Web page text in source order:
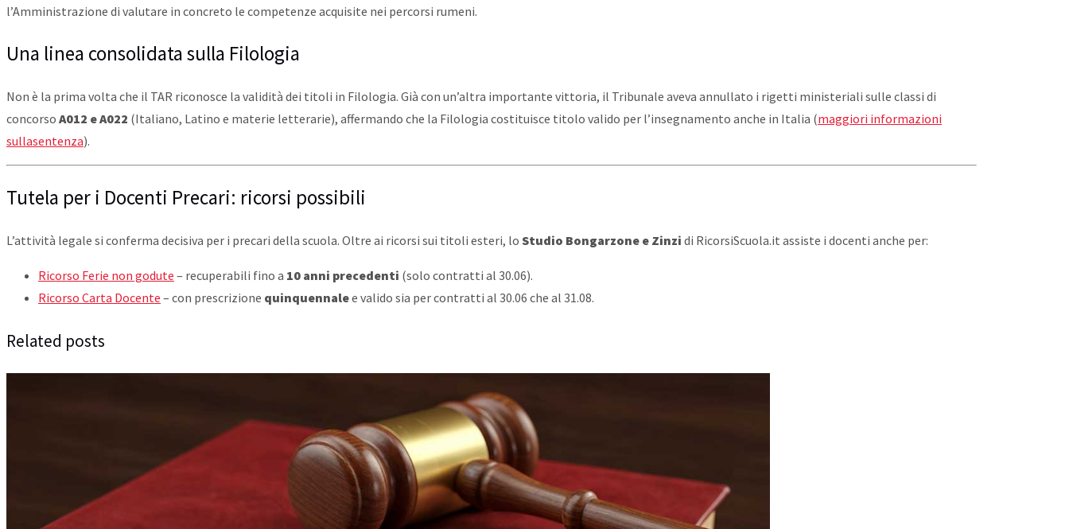
l’Amministrazione di valutare in concreto le competenze acquisite nei percorsi rumeni.
Una linea consolidata sulla Filologia
Non è la prima volta che il TAR riconosce la validità dei titoli in Filologia. Già con un’altra importante vittoria, il Tribunale aveva annullato i rigetti ministeriali sulle classi di
concorso A012 e A022 (Italiano, Latino e materie letterarie), affermando che la Filologia costituisce titolo valido per l’insegnamento anche in Italia (maggiori informazioni
sullasentenza).
Tutela per i Docenti Precari: ricorsi possibili
L’attività legale si conferma decisiva per i precari della scuola. Oltre ai ricorsi sui titoli esteri, lo Studio Bongarzone e Zinzi di RicorsiScuola.it assiste i docenti anche per:
Ricorso Ferie non godute – recuperabili fino a 10 anni precedenti (solo contratti al 30.06).
Ricorso Carta Docente – con prescrizione quinquennalee valido sia per contratti al 30.06 che al 31.08.
Related posts